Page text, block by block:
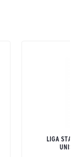
LIGA STAR
UNISEX